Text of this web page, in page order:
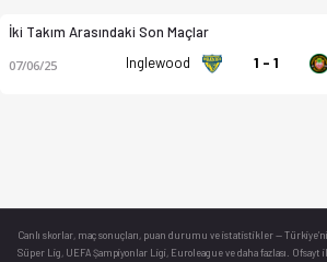
İki Takım Arasındaki Son Maçlar
07/06/25 Inglewood 1 - 1
Canlı skorlar , maç sonuçları, puan durumu ve istatistikler —
Süper Lig, UEFA Şampiyonlar Ligi, Euroleague ve daha fazlası. Ofsayt